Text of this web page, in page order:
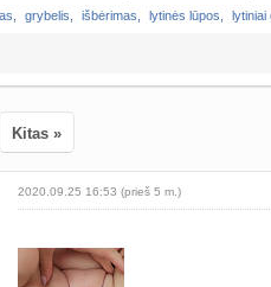
grybelis išbėrimas lytinės lūpos lytiniai
Kitas »
2020.09.25 16:53 (prieš 5 m.)